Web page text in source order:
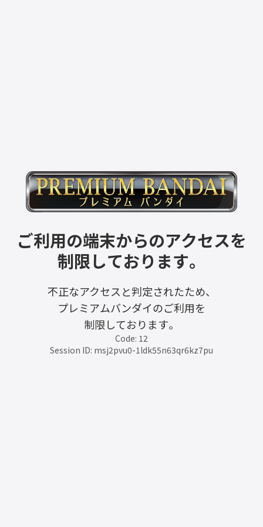
ご利用の端末からのアクセスを
制限しております。
不正なアクセスと判定されたため、
プレミアムバンダイのご利用を
制限しております。
Code: 12
Session ID: msj2pvu0-1ldk55n63qr6kz7pu